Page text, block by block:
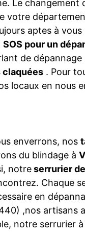
Le changement
votre
aptes à vous
SOS pour un
de dépannage
claquées . Pour
locaux en nous
enverrons, nos
du blindage à
notreserrurier
Chaque
en
,nos artisans
notre serrurier